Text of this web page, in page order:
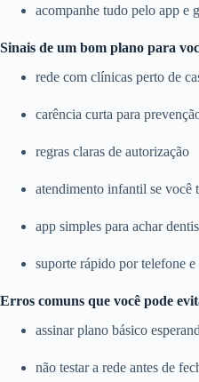
acompanhe tudo pelo app e
Sinais de um bom plano para
rede com clínicas perto de
carência curta para
regras claras de autorização
atendimento infantil se você
app simples para achar
suporte rápido por telefone
Erros comuns que você pode
assinar plano básico
não testar a rede antes de